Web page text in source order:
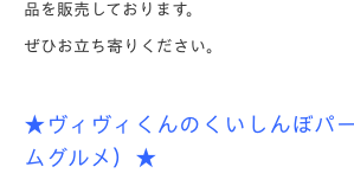
品を販売しております。
ぜひお立ち寄りください。
★ヴィヴィくんのくいしんぼパ
ムグルメ）★